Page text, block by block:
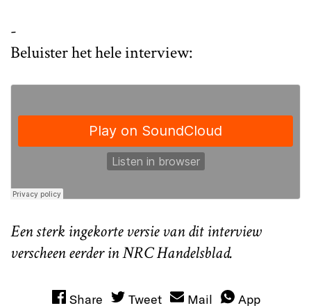
-
Beluister het hele interview:
Een sterk ingekorte versie van dit interview
verscheen eerder in NRC Handelsblad.
Share Tweet Mail App